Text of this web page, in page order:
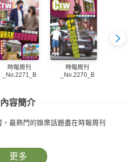
時報周刊
_No.2271_B
時報周刊
_No.2270_B
內容簡介
最熱門的娛樂話題盡在時報周刊
更多